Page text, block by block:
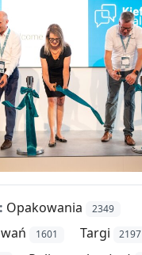
Opakowania 2349
1601 Targi 2197